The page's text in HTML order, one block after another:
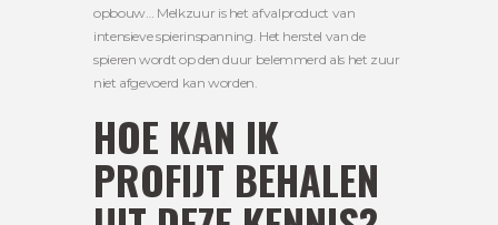
opbouw… Melkzuur is het afvalproduct van
intensieve spierinspanning. Het herstel van de
spieren wordt op den duur belemmerd als het zuur
niet afgevoerd kan worden.
HOE KAN IK
PROFIJT BEHALEN